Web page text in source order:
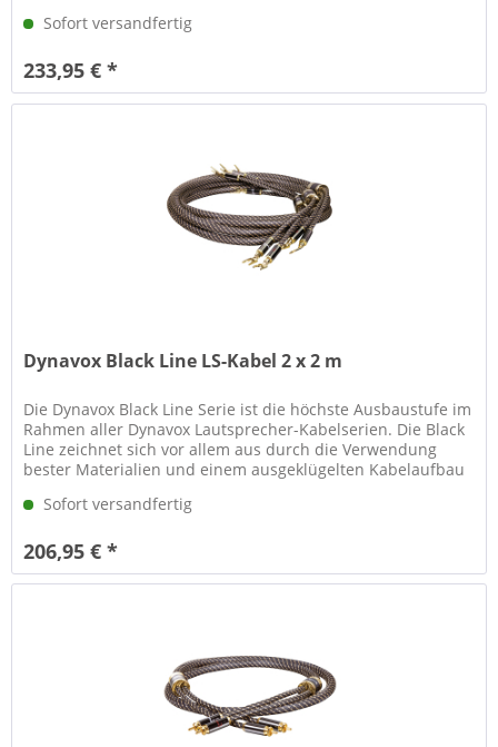
Sofort versandfertig
233,95 € *
Dynavox Black Line LS-Kabel 2 x 2 m
Die Dynavox Black Line Serie ist die höchste Ausbaustufe im
Rahmen aller Dynavox Lautsprecher-Kabelserien. Die Black
Line zeichnet sich vor allem aus durch die Verwendung
bester Materialien und einem ausgeklügelten Kabelaufbau
Sofort versandfertig
206,95 € *